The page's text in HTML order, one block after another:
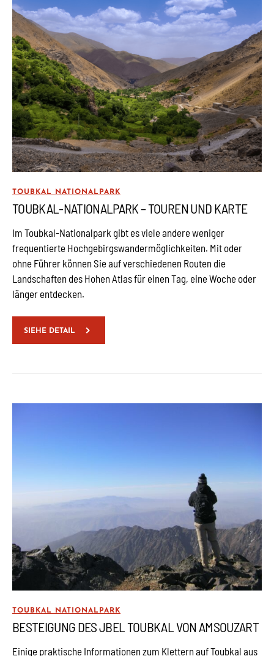
TOUBKAL NATIONALPARK
TOUBKAL-NATIONALPARK – TOUREN UND KARTE
Im Toubkal-Nationalpark gibt es viele andere weniger
frequentierte Hochgebirgswandermöglichkeiten. Mit oder
ohne Führer können Sie auf verschiedenen Routen die
Landschaften des Hohen Atlas für einen Tag, eine Woche oder
länger entdecken.
SIEHE DETAIL
TOUBKAL NATIONALPARK
BESTEIGUNG DES JBEL TOUBKAL VON AMSOUZART
Einige praktische Informationen zum Klettern auf Toubkal aus